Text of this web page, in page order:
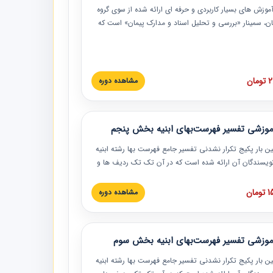
های بسیار کاربردی و حرفه‏ ای ارائه شده از سوی گروه
سمینار «بررسی و تحلیل اسناد و مدارک پیمان» است که
این خصوص ارائه شده است.
مشاهده دوره
تفسیر فهرست‌بهای ابنیه بخش پنجم
بار پکیج تکرار نشدنی تفسیر جامع فهرست بها رشته ابنیه
نویسندگان آن ارائه شده است که در آن تک تک ردیف ها و
و به همراه تصاویر عملیات اجرایی مرتبط با ردیف های
بها ارائه شده است. این دوره با کلام مهندس
مدیر پروژه مهندسی مشاور در امر بازنگری فهرست
حال فعالیت هستند حتما توصیه می کنیم از مطالب این
نمایند.
مشاهده دوره
تفسیر فهرست‌بهای ابنیه بخش سوم
بار پکیج تکرار نشدنی تفسیر جامع فهرست بها رشته ابنیه